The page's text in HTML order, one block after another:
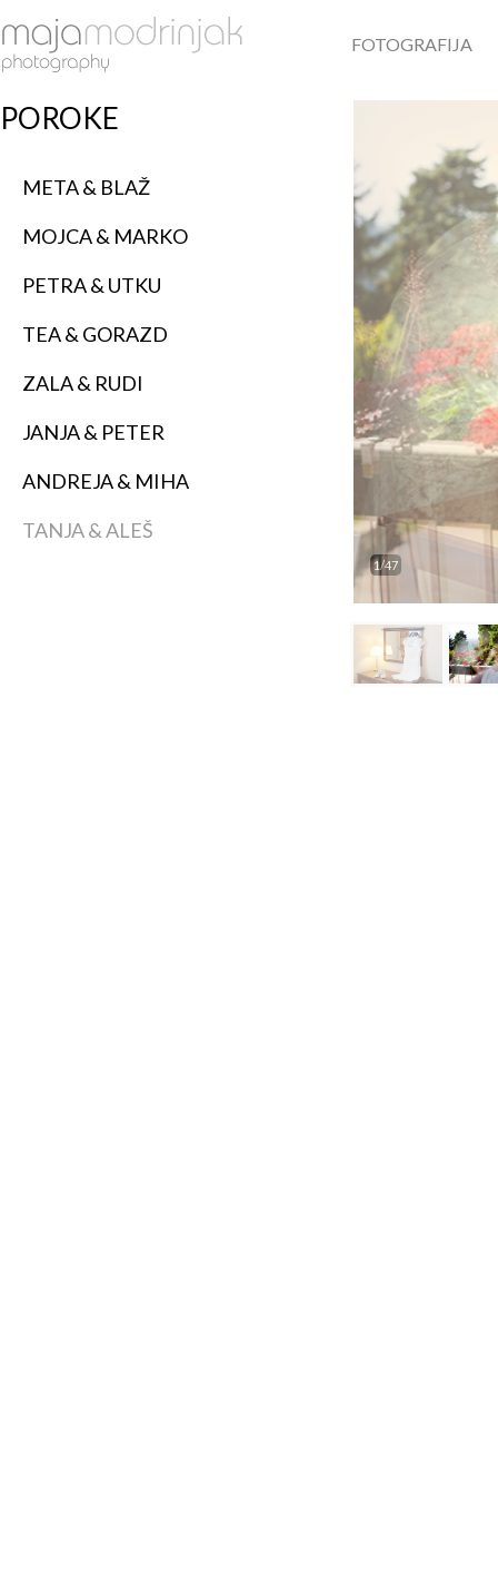
FOTOGRAFIJA
POROKE
META & BLAŽ
MOJCA & MARKO
PETRA & UTKU
TEA & GORAZD
ZALA & RUDI
JANJA & PETER
ANDREJA & MIHA
TANJA & ALEŠ
2/47